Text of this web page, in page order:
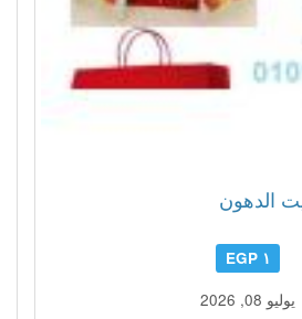
الدهون
١ EGP
يوليو 08, 2026